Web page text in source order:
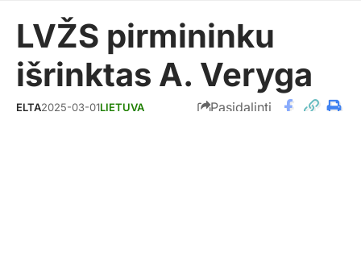
LVŽS pirmininku
išrinktas A. Veryga
ELTA2025-03-01LIETUVA Pasidalinti